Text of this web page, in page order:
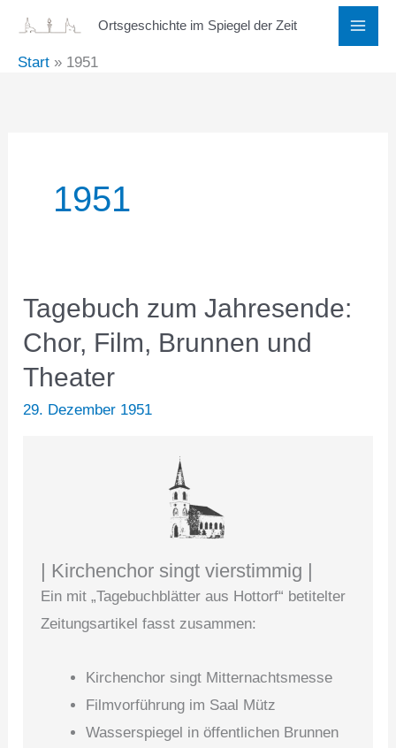
springen
Ortsgeschichte im Spiegel der Zeit
Start 1951
1951
Tagebuch zum Jahresende:
Chor, Film, Brunnen und
Theater
29. Dezember 1951
| Kirchenchor singt vierstimmig |
Ein mit „Tagebuchblätter aus Hottorf“ betitelter
Zeitungsartikel fasst zusammen:
Kirchenchor singt Mitternachtsmesse
Filmvorführung im Saal Mütz
Wasserspiegel in öffentlichen Brunnen